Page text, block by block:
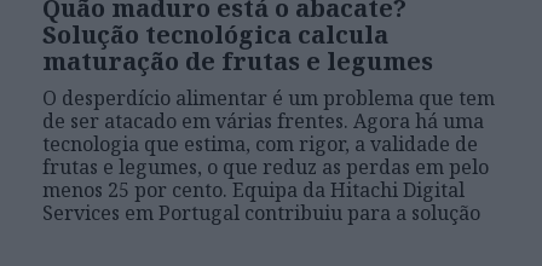
Quão maduro está o abacate?
Solução tecnológica calcula
maturação de frutas e legumes
O desperdício alimentar é um problema que tem
de ser atacado em várias frentes. Agora há uma
tecnologia que estima, com rigor, a validade de
frutas e legumes, o que reduz as perdas em pelo
menos 25 por cento. Equipa da Hitachi Digital
Services em Portugal contribuiu para a solução